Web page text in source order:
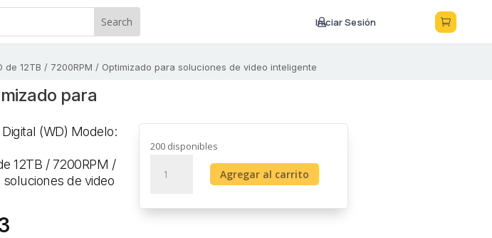

Iniciar Sesión 

de 12TB / 7200RPM / Optimizado para soluciones de video inteligente
para
(WD) Modelo:
12TB / 7200RPM /
de video
200 disponibles
duro
de
Agregar al carrito